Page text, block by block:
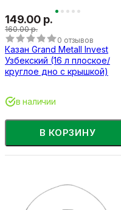
149.00 р.
160.00 р.
0 отзывов
Казан Grand Metall Invest
Узбекский (16 л плоское/
круглое дно с крышкой)
В КОРЗИНУ
в наличии